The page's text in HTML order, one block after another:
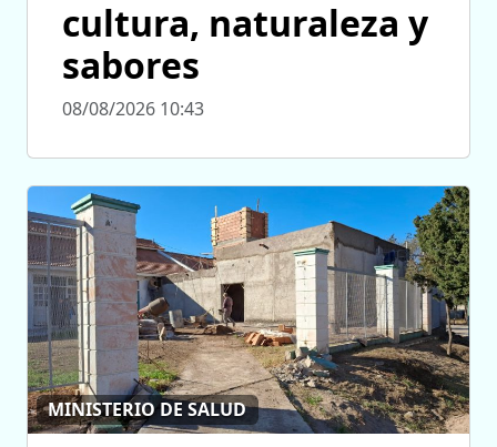
cultura, naturaleza y
sabores
08/08/2026 10:43
MINISTERIO DE SALUD